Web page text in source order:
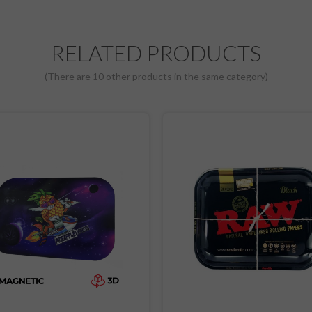
RELATED PRODUCTS
(There are 10 other products in the same category)